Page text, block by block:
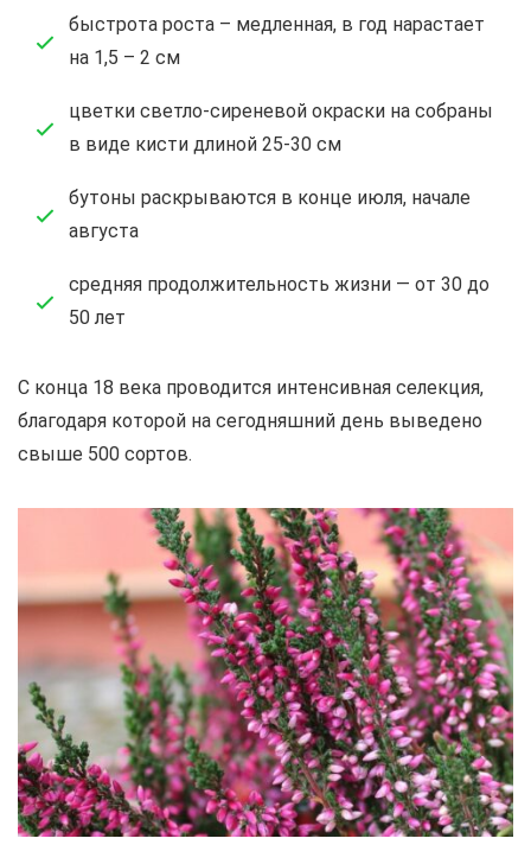
быстрота роста – медленная, в год нарастает
на 1,5 – 2 см
цветки светло-сиреневой окраски на собраны
в виде кисти длиной 25-30 см
бутоны раскрываются в конце июля, начале
августа
средняя продолжительность жизни — от 30 до
50 лет
С конца 18 века проводится интенсивная селекция,
благодаря которой на сегодняшний день выведено
свыше 500 сортов.